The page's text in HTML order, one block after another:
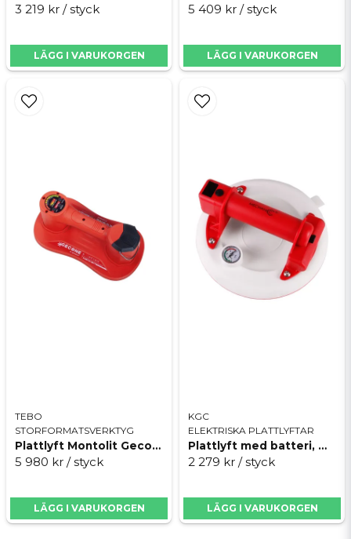
3 219 kr / styck
LÄGG I VARUKORGEN
5 409 kr / styck
LÄGG I VARUKORGEN
TEBO
STORFORMATSVERKTYG
Plattlyft Montolit Gecone
5 980 kr / styck
LÄGG I VARUKORGEN
KGC
ELEKTRISKA PLATTLYFTAR
Plattlyft med batteri, Mechanic Powerfix Auto
2 279 kr / styck
LÄGG I VARUKORGEN